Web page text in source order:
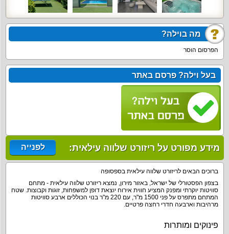
מה בוילה?
הפרסום הוסר
בעל וילה? פרסם באתר
מידע מפורט על ריזורט שלווה עילאית: לפנייה
ברוכים הבאים לריזורט שלווה עילאית בספסופה
בצפון הפסטורלי של ישראל, באזור מירון, נמצא ריזורט שלווה עילאית - מתחם
סוויטות יוקרתי ומפנק המציע חווית אירוח יוצאת דופן למשפחות, זוגות וקבוצות. שטח
המתחם מתפרס על פני 1500 מ"ר, עם 220 מ"ר בנוי הכוללים ארבע סוויטות
מרהיבות וארבעה חדרי רחצה פרטיים.
פינוקים ומותרות